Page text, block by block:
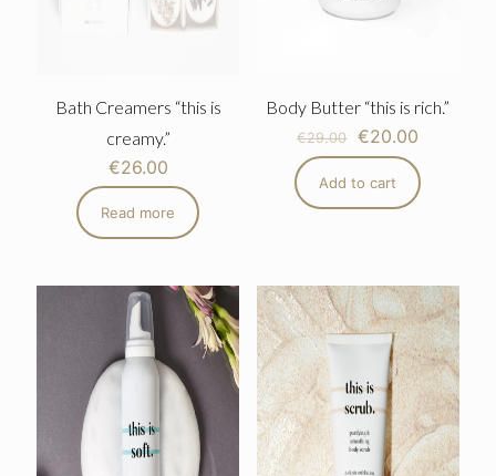
Bath Creamers “this is
creamy.”
€26.00
Read more
Body Butter “this is rich.”
€29.00 €20.00
Add to cart